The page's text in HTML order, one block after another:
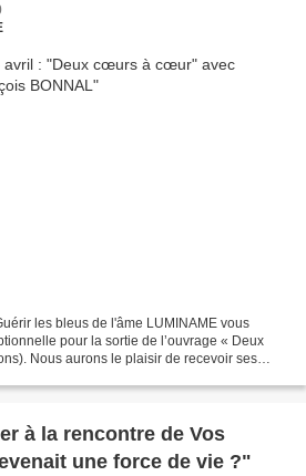
les bleus de l'âme LUMINAME vous
pour la sortie de l’ouvrage « Deux
Nous aurons le plaisir de recevoir ses
à la rencontre de Vos
une force de vie ?"